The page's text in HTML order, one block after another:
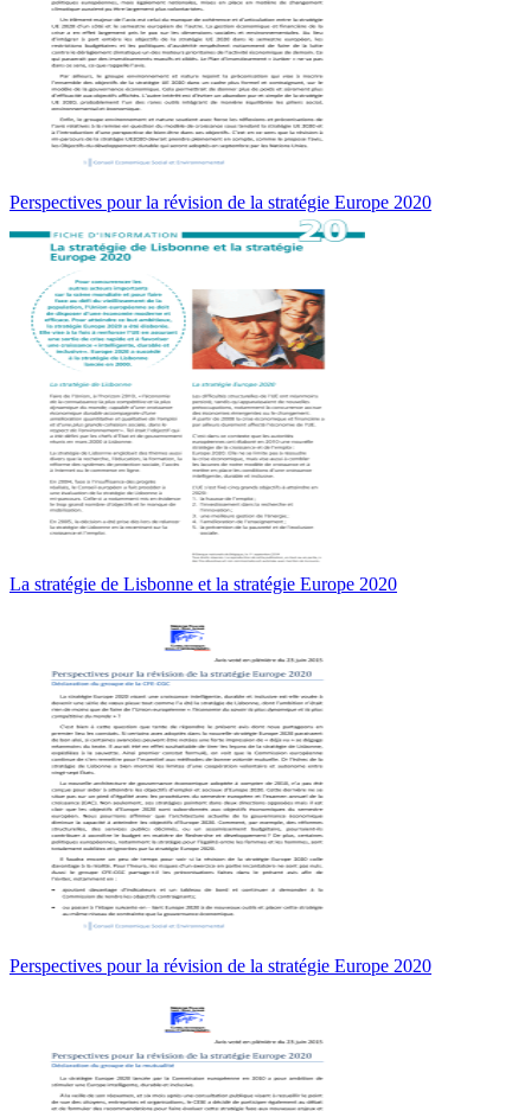
Perspectives pour la révision de la stratégie Europe 2020
La stratégie de Lisbonne et la stratégie Europe 2020
Perspectives pour la révision de la stratégie Europe 2020